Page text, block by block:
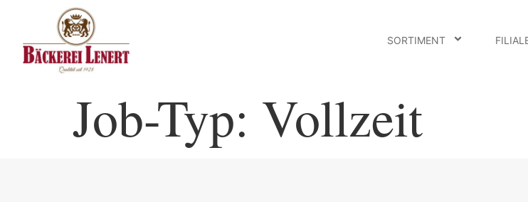
SORTIMENT
Job-Typ: Vollzeit